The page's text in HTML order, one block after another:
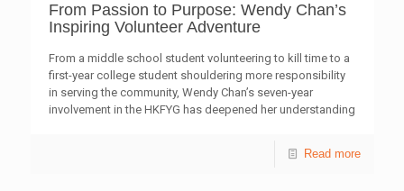
From Passion to Purpose: Wendy Chan’s
Inspiring Volunteer Adventure
From a middle school student volunteering to kill time to a
first-year college student shouldering more responsibility
in serving the community, Wendy Chan’s seven-year
involvement in the HKFYG has deepened her understanding
passion for volunteering grew as she became a media
Read more